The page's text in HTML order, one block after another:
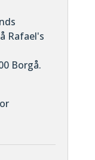
Rafael's
Borgå.